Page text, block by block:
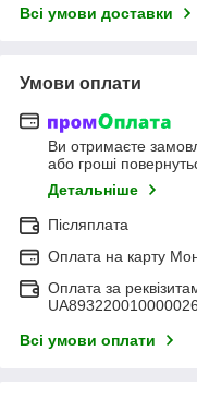
Всі умови доставки
Умови оплати
Ви отримаєте
або гроші
Детальніше
Післяплата
Оплата на карту
Оплата за
Всі умови оплати